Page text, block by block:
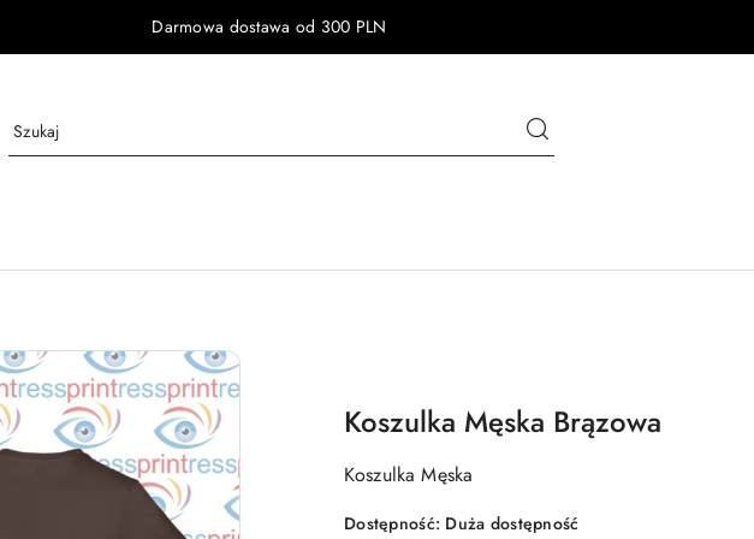
Darmowa dostawa od 300 PLN
Koszulka Męska Brązowa
Koszulka Męska
Dostępność: Duża dostępność